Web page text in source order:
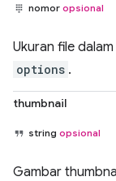
nomor opsional
Ukuran file
options .
thumbnail
string opsional
Gambar